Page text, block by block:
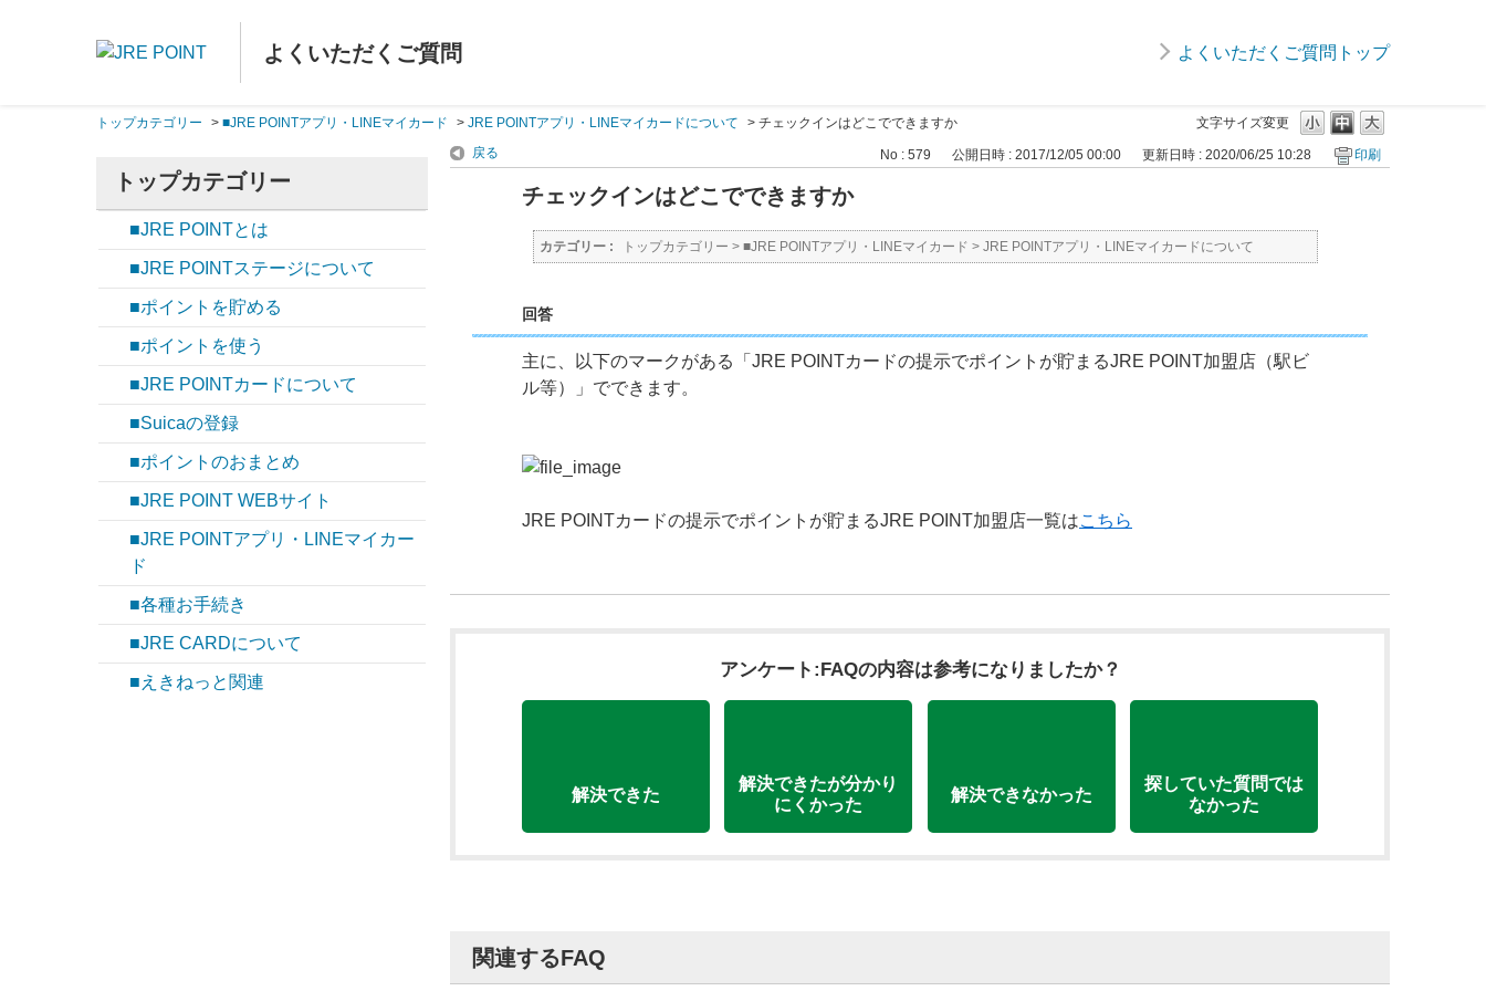
よくいただくご質問 よくいただくご質問トップ
文字サイズ変更
トップカテゴリー > ■JRE POINTアプリ・LINEマイカード > JRE POINTアプリ・LINEマイカードについて > チェックインはどこでできますか
トップカテゴリー
■JRE POINTとは
■JRE POINTステージについて
■ポイントを貯める
■ポイントを使う
■JRE POINTカードについて
■Suicaの登録
■ポイントのおまとめ
■JRE POINT WEBサイト
■JRE POINTアプリ・LINEマイカー
ド
■各種お手続き
■JRE CARDについて
■えきねっと関連
戻る No : 579 公開日時 : 2017/12/05 00:00 更新日時 : 2020/06/25 10:28 印刷
チェックインはどこでできますか
カテゴリー : トップカテゴリー > ■JRE POINTアプリ・LINEマイカード > JRE POINTアプリ・LINEマイカードについて
回答
主に、以下のマークがある「JRE POINTカードの提示でポイントが貯まるJRE POINT加盟店（駅ビ
ル等）」でできます。
JRE POINTカードの提示でポイントが貯まるJRE POINT加盟店一覧はこちら
アンケート:FAQの内容は参考になりましたか？
解決できた
解決できたが分かり
にくかった
解決できなかった
探していた質問では
なかった
関連するFAQ